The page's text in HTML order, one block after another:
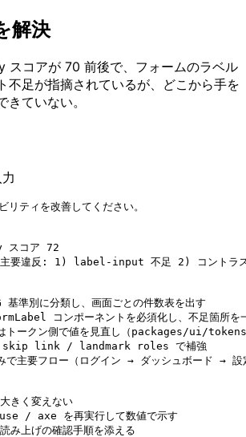
解決
スコアが 70 前後で、フォームのラベル
不足が指摘されているが、どこから手を
ていない。
ティを改善してください。
コア 72
要違反: 1) label-input 不足 2) コントラス
準別に分類し、画面ごとの件数表を出す
コンポーネントを必須化し、不足箇所を
トークン側で値を見直し（packages/ui/
skip link / landmark roles で補強
で主要フロー（ログイン → ダッシュボード → 設
きく変えない
/ axe を再実行して数値で示す
み上げの確認手順を添える